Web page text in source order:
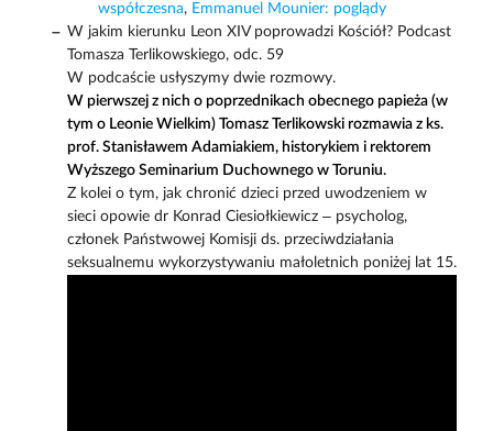
współczesna, Emmanuel Mounier: poglądy
W jakim kierunku Leon XIV poprowadzi Kościół? Podcast
Tomasza Terlikowskiego, odc. 59
W podcaście usłyszymy dwie rozmowy.
W pierwszej z nich o poprzednikach obecnego papieża (w
tym o Leonie Wielkim) Tomasz Terlikowski rozmawia z ks.
prof. Stanisławem Adamiakiem, historykiem i rektorem
Wyższego Seminarium Duchownego w Toruniu.
Z kolei o tym, jak chronić dzieci przed uwodzeniem w
sieci opowie dr Konrad Ciesiołkiewicz – psycholog,
członek Państwowej Komisji ds. przeciwdziałania
seksualnemu wykorzystywaniu małoletnich poniżej lat 15.